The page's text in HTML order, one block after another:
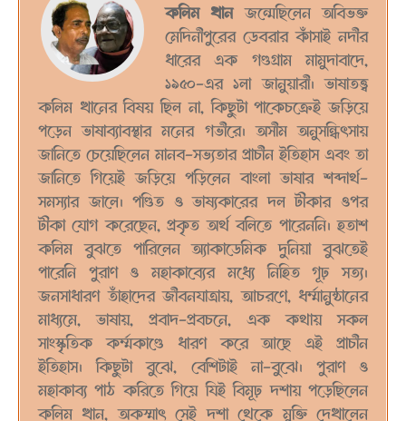
কলিম খানজন্মেছিলেন অবিভক্ত
মেদিনীপুরের ডেবরার কাঁসাই নদীর
ধারের এক গণ্ডগ্রাম মামুদাবাদে,
১৯৫০-এর ১লা জানুয়ারী। ভাষাতত্ত্ব
কলিম খানের বিষয় ছিল না, কিছুটা পাকেচক্রেই জড়িয়ে
পড়েন ভাষাব্যাবস্থার মনের গভীরে। অসীম অনুসন্ধিৎসায়
জানিতে চেয়েছিলেন মানব-সভ্যতার প্রাচীন ইতিহাস এবং তা
জানিতে গিয়েই জড়িয়ে পড়িলেন বাংলা ভাষার শব্দার্থ-
সমস্যার জালে। পণ্ডিত ও ভাষ্যকারের দল টীকার ওপর
টীকা যোগ করেছেন, প্রকৃত অর্থ বলিতে পারেননি। হতাশ
কলিম বুঝতে পারিলেন অ্যাকাডেমিক দুনিয়া বুঝতেই
পারেনি পুরাণ ও মহাকাব্যের মধ্যে নিহিত গূঢ় সত্য।
জনসাধারণ তাঁহাদের জীবনযাত্রায়, আচরণে, ধর্ম্মানুষ্ঠানের
মাধ্যমে, ভাষায়, প্রবাদ-প্রবচনে, এক কথায় সকল
সাংস্কৃতিক কর্ম্মকাণ্ডে ধারণ করে আছে এই প্রাচীন
ইতিহাস। কিছুটা বুঝে, বেশিটাই না-বুঝে। পুরাণ ও
মহাকাব্য পাঠ করিতে গিয়ে যিই বিমূঢ় দশায় পড়েছিলেন
কলিম খান, অকস্মাৎ সেই দশা থেকে মুক্তি দেখালেন